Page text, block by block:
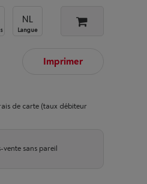
Langue
Imprimer
de carte (taux débiteur
vente sans pareil